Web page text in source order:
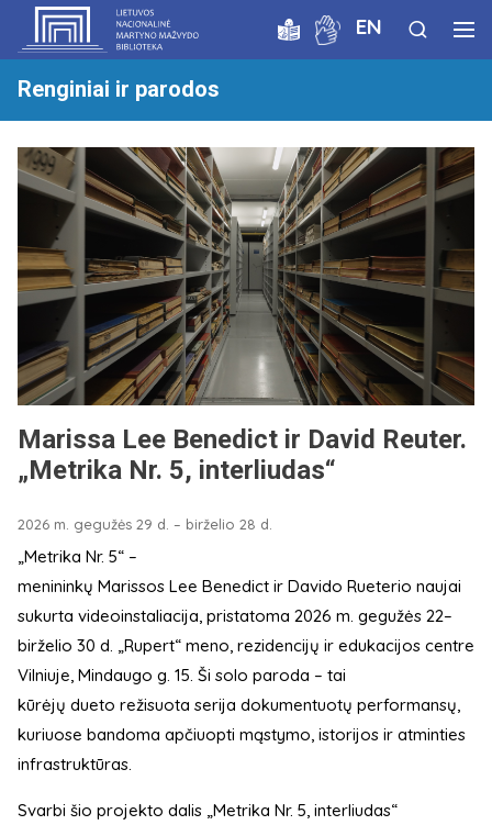
EN
Renginiai ir parodos
Marissa Lee Benedict ir David Reuter.
„Metrika Nr. 5, interliudas“
2026 m. gegužės 29 d. – birželio 28 d.
„Metrika Nr. 5“ –
menininkų Marissos Lee Benedict ir Davido Rueterio naujai
sukurta videoinstaliacija, pristatoma 2026 m. gegužės 22–
birželio 30 d. „Rupert“ meno, rezidencijų ir edukacijos centre
Vilniuje, Mindaugo g. 15. Ši solo paroda – tai
kūrėjų dueto režisuota serija dokumentuotų performansų,
kuriuose bandoma apčiuopti mąstymo, istorijos ir atminties
infrastruktūras.
Svarbi šio projekto dalis „Metrika Nr. 5, interliudas“